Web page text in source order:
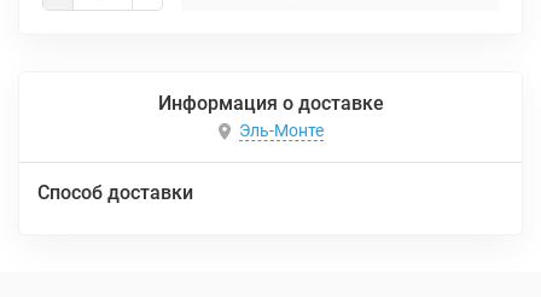
Информация о доставке
Эль-Монте
Способ доставки